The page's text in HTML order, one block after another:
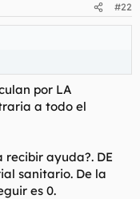
#22
por LA
a todo el
recibir ayuda?. DE
sanitario. De la
es 0.